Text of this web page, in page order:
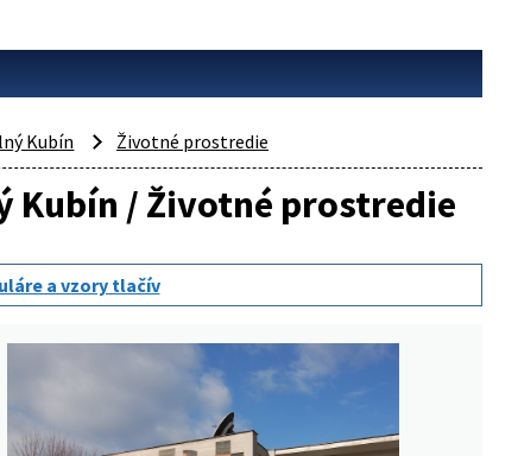
Kubín Životné prostredie
Kubín / Životné prostredie
a vzory tlačív